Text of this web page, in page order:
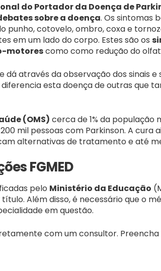
do Portador da Doença de
sobre a doença. Os sintomas
punho, cotovelo, ombro, coxa e
em um lado do corpo. Estes são os
motorescomo como redução do
dá através da observação dos sinais
esta doença de outras que
(OMS) cerca de 1% da população
mil pessoas com Parkinson. A
alternativas de tratamento e até
FGMED
pelo Ministério da Educação
Além disso, é necessário que o
em questão.
com um consultor.